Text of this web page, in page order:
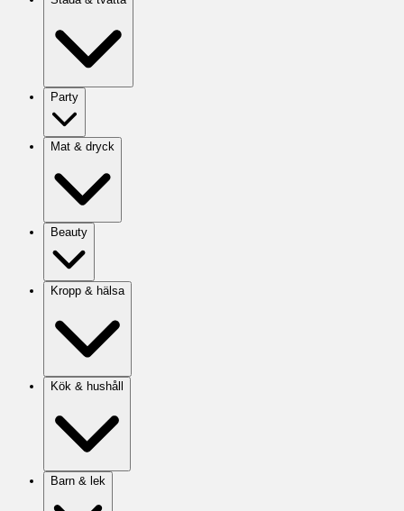
Party
Mat & dryck
Beauty
Kropp & hälsa
Kök & hushåll
Barn & lek